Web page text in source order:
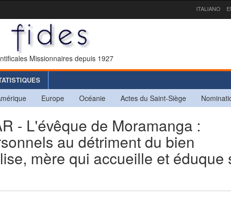
ITALIANO
Missionnaires depuis 1927
Europe Océanie Actes du Saint-Siège
- L'évêque de Moramanga :
au détriment du bien
mère qui accueille et éduque